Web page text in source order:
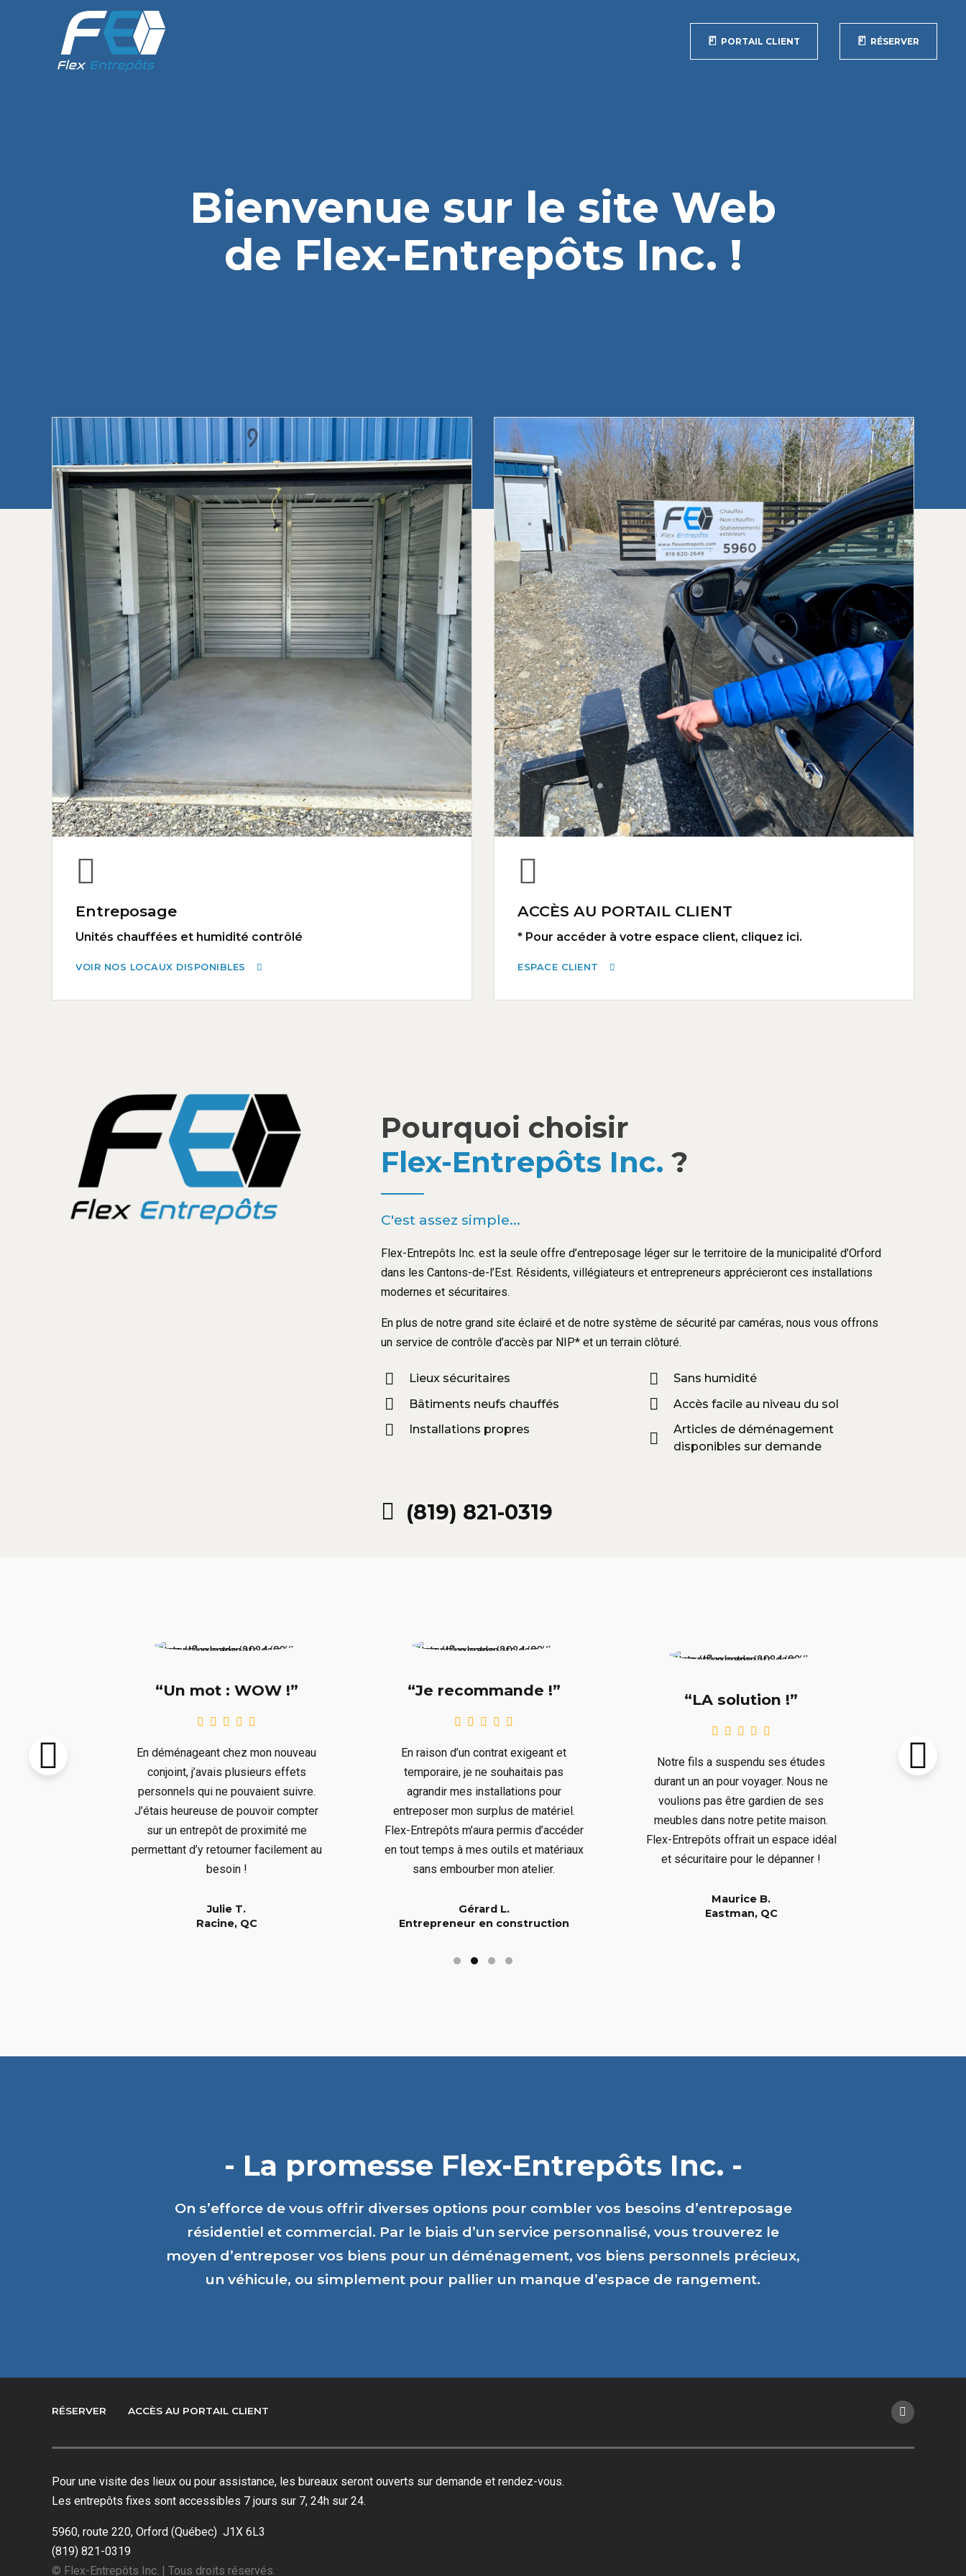
PORTAIL CLIENT RÉSERVER
Bienvenue sur le site Web
de Flex-Entrepôts Inc. !
Entreposage
Unités chauffées et humidité contrôlé
VOIR NOS LOCAUX DISPONIBLES
ACCÈS AU PORTAIL CLIENT
* Pour accéder à votre espace client, cliquez ici.
ESPACE CLIENT
Pourquoi choisir
Flex-Entrepôts Inc. ?
C'est assez simple...
Flex-Entrepôts Inc. est la seule offre d’entreposage léger sur le territoire de la municipalité d’Orford
dans les Cantons-de-l’Est. Résidents, villégiateurs et entrepreneurs apprécieront ces installations
modernes et sécuritaires.
En plus de notre grand site éclairé et de notre système de sécurité par caméras, nous vous offrons
un service de contrôle d’accès par NIP* et un terrain clôturé.
Lieux sécuritaires
Bâtiments neufs chauffés
Installations propres
Sans humidité
Accès facile au niveau du sol
Articles de déménagement
disponibles sur demande
(819) 821-0319
livré avant
“Un mot : WOW !”
En déménageant chez mon nouveau
conjoint, j’avais plusieurs effets
personnels qui ne pouvaient suivre.
J’étais heureuse de pouvoir compter
sur un entrepôt de proximité me
permettant d’y retourner facilement au
besoin !
Julie T.
Racine, QC
“Je recommande !”
En raison d’un contrat exigeant et
temporaire, je ne souhaitais pas
agrandir mes installations pour
entreposer mon surplus de matériel.
Flex-Entrepôts m’aura permis d’accéder
en tout temps à mes outils et matériaux
sans embourber mon atelier.
Gérard L.
Entrepreneur en construction
“LA solution !”
Notre fils a suspendu ses études
durant un an pour voyager. Nous ne
voulions pas être gardien de ses
meubles dans notre petite maison.
Flex-Entrepôts offrait un espace idéal
et sécuritaire pour le dépanner !
Maurice B.
Eastman, QC
le prochain
- La promesse Flex-Entrepôts Inc. -
On s’efforce de vous offrir diverses options pour combler vos besoins d’entreposage
résidentiel et commercial. Par le biais d’un service personnalisé, vous trouverez le
moyen d’entreposer vos biens pour un déménagement, vos biens personnels précieux,
un véhicule, ou simplement pour pallier un manque d’espace de rangement.
RÉSERVER ACCÈS AU PORTAIL CLIENT
Pour une visite des lieux ou pour assistance, les bureaux seront ouverts sur demande et rendez-vous.
Les entrepôts fixes sont accessibles 7 jours sur 7, 24h sur 24.
5960, route 220, Orford (Québec) J1X 6L3
(819) 821-0319
© Flex-Entrepôts Inc. | Tous droits réservés.